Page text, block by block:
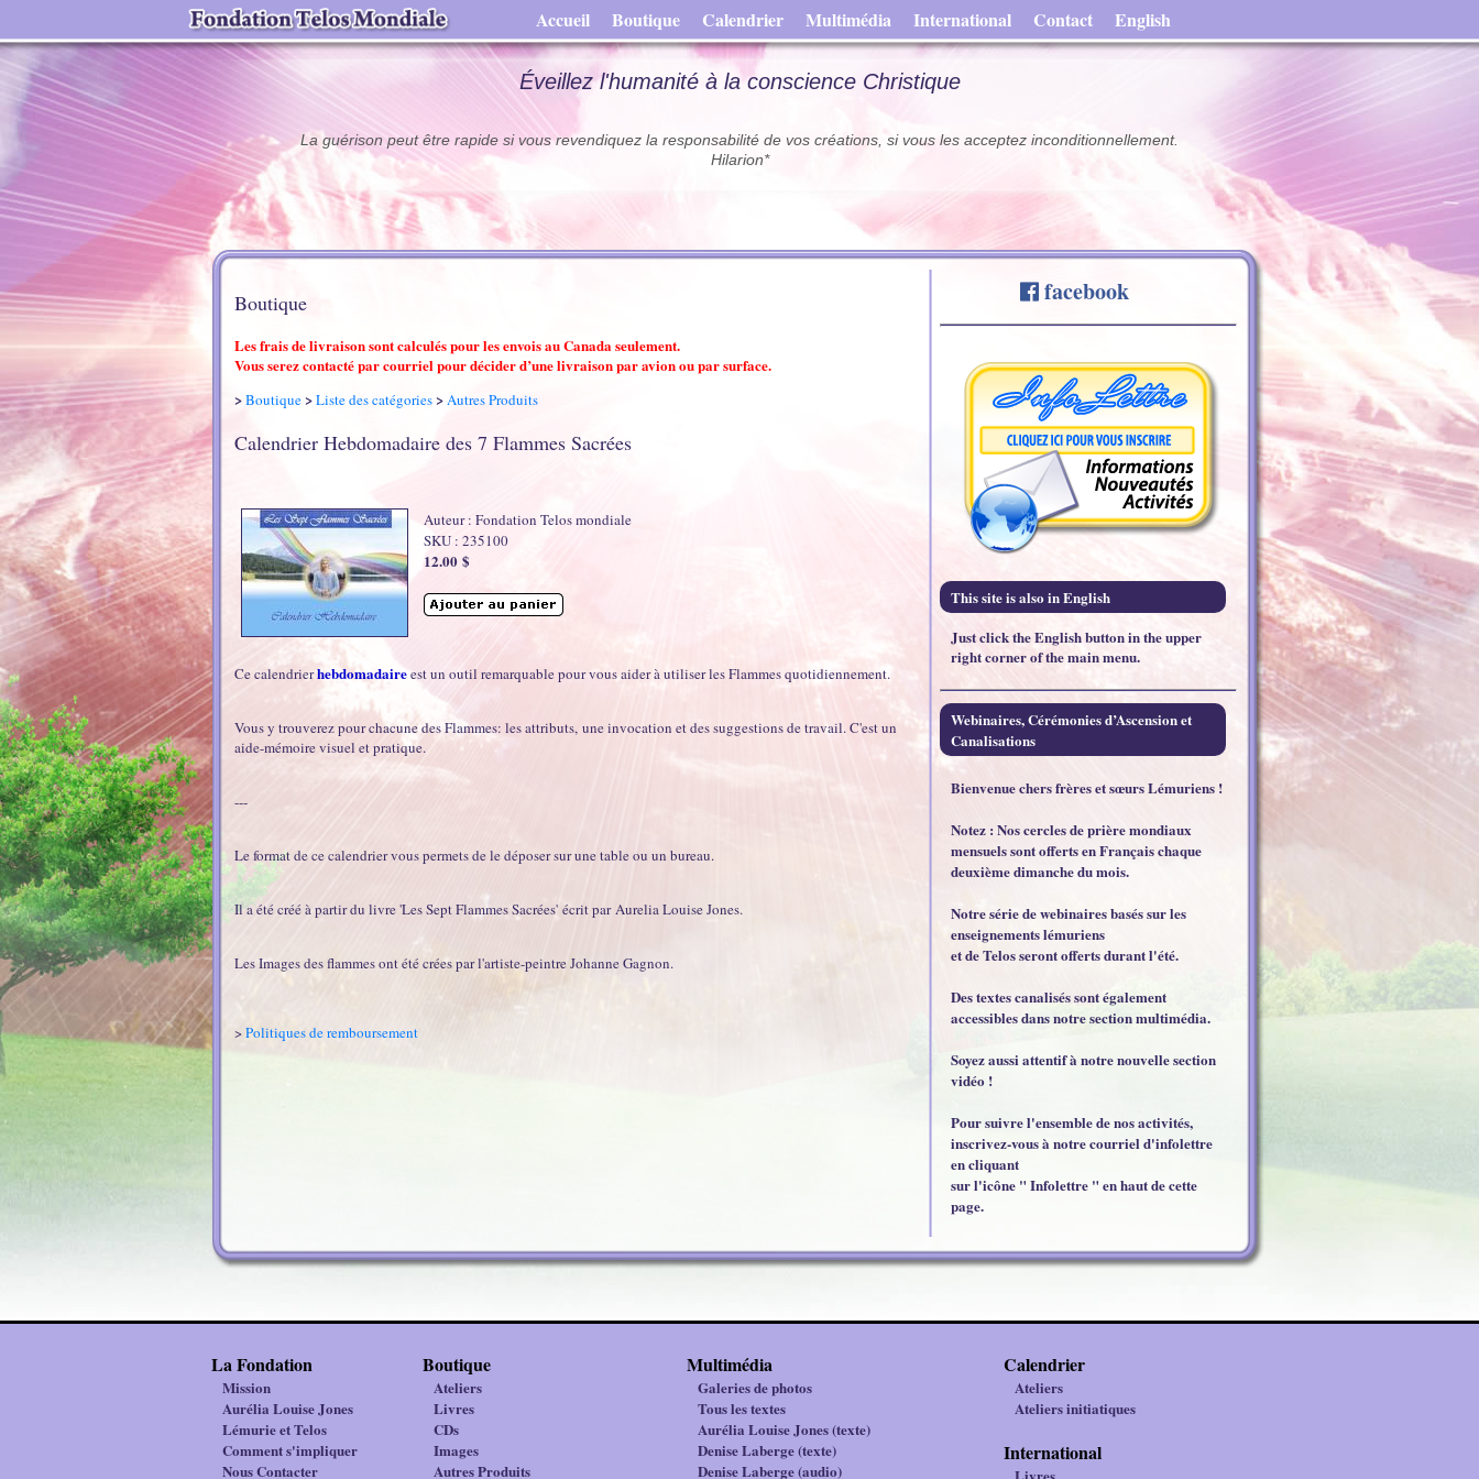
Accueil Boutique Calendrier Multimédia International Contact English
Éveillez l'humanité à la conscience Christique
La guérison peut être rapide si vous revendiquez la responsabilité de vos créations, si vous les acceptez inconditionnellement.
Hilarion*
Boutique
Les frais de livraison sont calculés pour les envois au Canada seulement.
Vous serez contacté par courriel pour décider d’une livraison par avion ou par surface.
>Boutique>Liste des catégories>Autres Produits
Calendrier Hebdomadaire des 7 Flammes Sacrées
Auteur : Fondation Telos mondiale
SKU : 235100
12.00 $
Ce calendrierhebdomadaireest un outil remarquable pour vous aider à utiliser les Flammes quotidiennement.
Vous y trouverez pour chacune des Flammes: les attributs, une invocation et des suggestions de travail. C'est un
aide-mémoire visuel et pratique.
---
Le format de ce calendrier vous permets de le déposer sur une table ou un bureau.
Il a été créé à partir du livre 'Les Sept Flammes Sacrées' écrit par Aurelia Louise Jones.
Les Images des flammes ont été crées par l'artiste-peintre Johanne Gagnon.
>Politiques de remboursement
facebook
This site is also in English
Just click the English button in the upper
right corner of the main menu.
Webinaires, Cérémonies d’Ascension et
Canalisations
Bienvenue chers frères et sœurs Lémuriens !
Notez : Nos cercles de prière mondiaux
mensuels sont offerts en Français chaque
deuxième dimanche du mois.
Notre série de webinaires basés sur les
enseignements lémuriens
et de Telos seront offerts durant l'été.
Des textes canalisés sont également
accessibles dans notre section multimédia.
Soyez aussi attentif à notre nouvelle section
vidéo !
Pour suivre l'ensemble de nos activités,
inscrivez-vous à notre courriel d'infolettre
en cliquant
sur l'icône " Infolettre " en haut de cette
page.
La Fondation
Mission
Aurélia Louise Jones
Lémurie et Telos
Comment s'impliquer
Nous Contacter
Boutique
Ateliers
Livres
CDs
Images
Autres Produits
Multimédia
Galeries de photos
Tous les textes
Aurélia Louise Jones (texte)
Denise Laberge (texte)
Denise Laberge (audio)
Calendrier
Ateliers
Ateliers initiatiques
International